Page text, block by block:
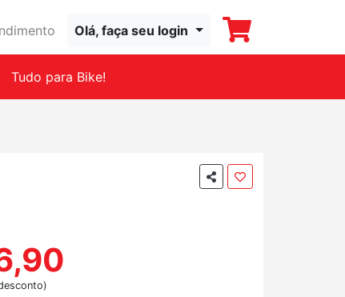
Olá, faça seu login
Tudo para Bike!